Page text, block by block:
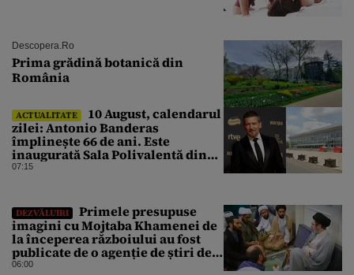
Descopera.ro
Prima grădină botanică din
România
ACTUALITATE
10 August, calendarul
zilei: Antonio Banderas
împlinește 66 de ani. Este
inaugurată Sala Polivalentă din
București
07:15
DEZVĂLUIRI
Primele presupuse
imagini cu Mojtaba Khamenei de
la începerea războiului au fost
publicate de o agenție de știri de
stat din Iran
06:00